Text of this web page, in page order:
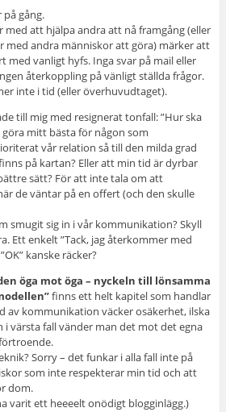
gång.
med att hjälpa andra att nå framgång (eller
med andra människor att göra) märker att
med vanligt hyfs. Inga svar på mail eller
återkoppling på vänligt ställda frågor.
inte i tid (eller överhuvudtaget).
till mig med resignerat tonfall: ”Hur ska
göra mitt bästa för någon som
vår relation så till den milda grad
på kartan? Eller att min tid är dyrbar
sätt? För att inte tala om att
de väntar på en offert (och den skulle
smugit sig in i vår kommunikation? Skyll
Ett enkelt ”Tack, jag återkommer med
kanske räcker?
öga mot öga – nyckeln till lönsamma
finns ett helt kapitel som handlar
av kommunikation väcker osäkerhet, ilska
i värsta fall vänder man det mot det egna
Sorry – det funkar i alla fall inte på
som inte respekterar min tid och att
dom.
varit ett heeeelt onödigt blogginlägg.)